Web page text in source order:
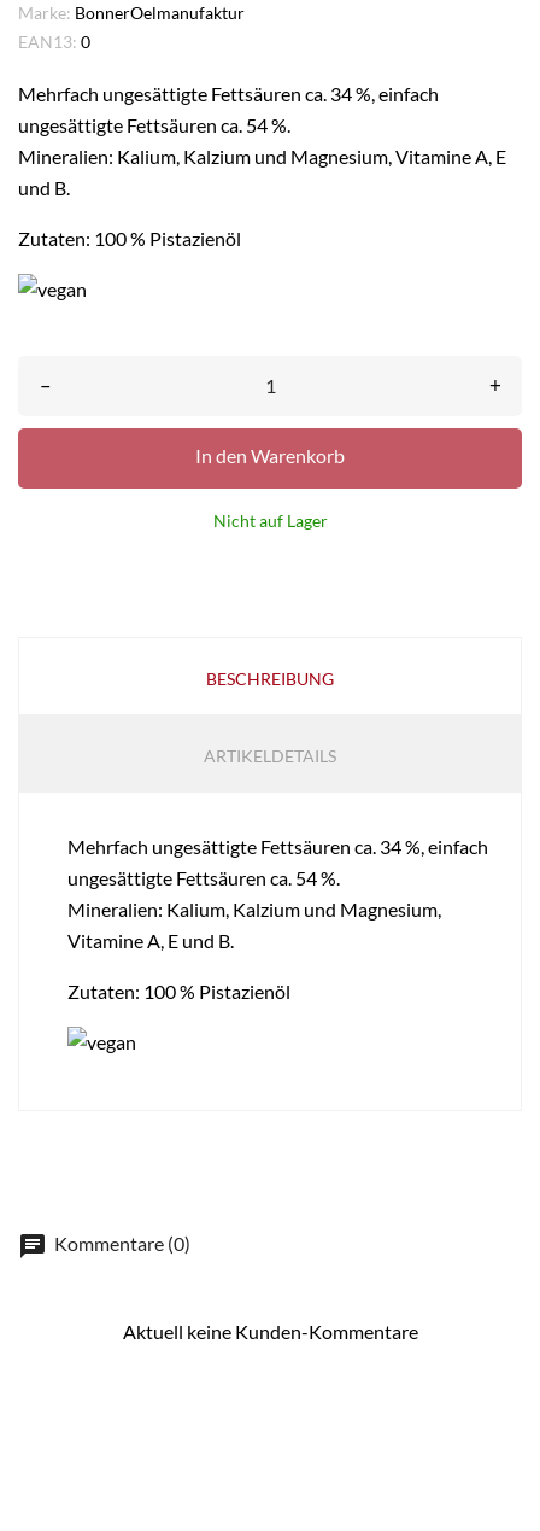
Marke: BonnerOelmanufaktur
EAN13: 0
Mehrfach ungesättigte Fettsäuren ca. 34 %, einfach
ungesättigte Fettsäuren ca. 54 %.
Mineralien: Kalium, Kalzium und Magnesium, Vitamine A, E
und B.
Zutaten: 100 % Pistazienöl
– +
In den Warenkorb
Nicht auf Lager
BESCHREIBUNG
ARTIKELDETAILS
Mehrfach ungesättigte Fettsäuren ca. 34 %, einfach
ungesättigte Fettsäuren ca. 54 %.
Mineralien: Kalium, Kalzium und Magnesium,
Vitamine A, E und B.
Zutaten: 100 % Pistazienöl
Kommentare (0)
Aktuell keine Kunden-Kommentare